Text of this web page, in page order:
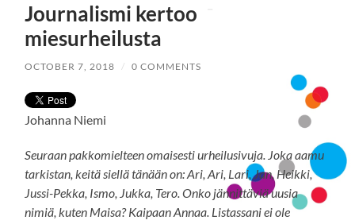
Journalismi kertoo
miesurheilusta
OCTOBER 7, 2018 / 0 COMMENTS
Johanna Niemi
Seuraan pakkomielteen omaisesti urheilusivuja. Joka aamu
tarkistan, keitä siellä tänään on: Ari, Ari, Lari, Jan, Heikki,
Jussi-Pekka, Ismo, Jukka, Tero. Onko jännittäviä uusia
nimiä, kuten Maisa? Kaipaan Annaa. Listassani ei ole